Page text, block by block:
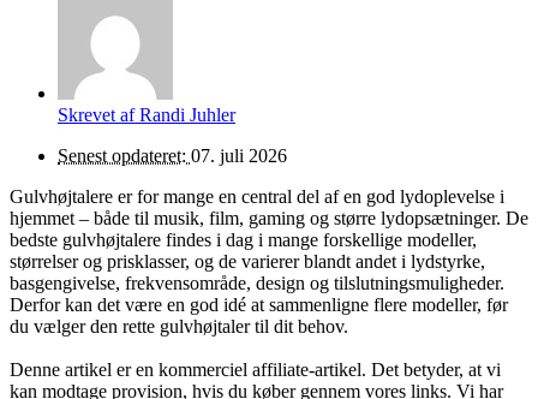
Skrevet afRandi Juhler
Senest opdateret: 07. juli 2026
Gulvhøjtalere er for mange en central del af en god lydoplevelse i
hjemmet – både til musik, film, gaming og større lydopsætninger. De
bedste gulvhøjtalere findes i dag i mange forskellige modeller,
størrelser og prisklasser, og de varierer blandt andet i lydstyrke,
basgengivelse, frekvensområde, design og tilslutningsmuligheder.
Derfor kan det være en god idé at sammenligne flere modeller, før
du vælger den rette gulvhøjtaler til dit behov.
Denne artikel er en kommerciel affiliate-artikel. Det betyder, at vi
kan modtage provision, hvis du køber gennem vores links. Vi har